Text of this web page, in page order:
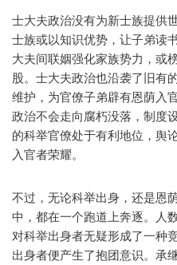
士大夫政治没有为新士族提供
士族或以知识优势，让子弟读
大夫间联姻强化家族势力，或
股。士大夫政治也沿袭了旧有
维护，为官僚子弟辟有恩荫入
政治不会走向腐朽没落，制度
的科举官僚处于有利地位，舆
入官者荣耀。
不过，无论科举出身，还是恩
中，都在一个跑道上奔逐。人
对科举出身者无疑形成了一种
出身者便产生了抱团意识。承